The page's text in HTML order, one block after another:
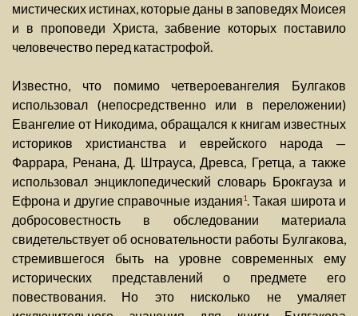
мистических истинах, которые даны в заповедях Моисея
и в проповеди Христа, забвение которых поставило
человечество перед катастрофой.
Известно, что помимо четвероевангелия Булгаков
использовал (непосредственно или в переложении)
Евангелие от Никодима, обращался к книгам известных
историков христианства и еврейского народа —
Фаррара, Ренана, Д. Штрауса, Древса, Гретца, а также
использовал энциклопедический словарь Брокгауза и
Ефрона и другие справочные издания1. Такая широта и
добросовестность в обследовании материала
свидетельствует об основательности работы Булгакова,
стремившегося быть на уровне современных ему
исторических представлений о предмете его
повествования. Но это нисколько не умаляет